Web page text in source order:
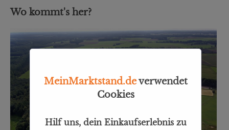
Wo kommt's her?
MeinMarktstand.deverwendet
Cookies
Hilf uns, dein Einkaufserlebnis zu